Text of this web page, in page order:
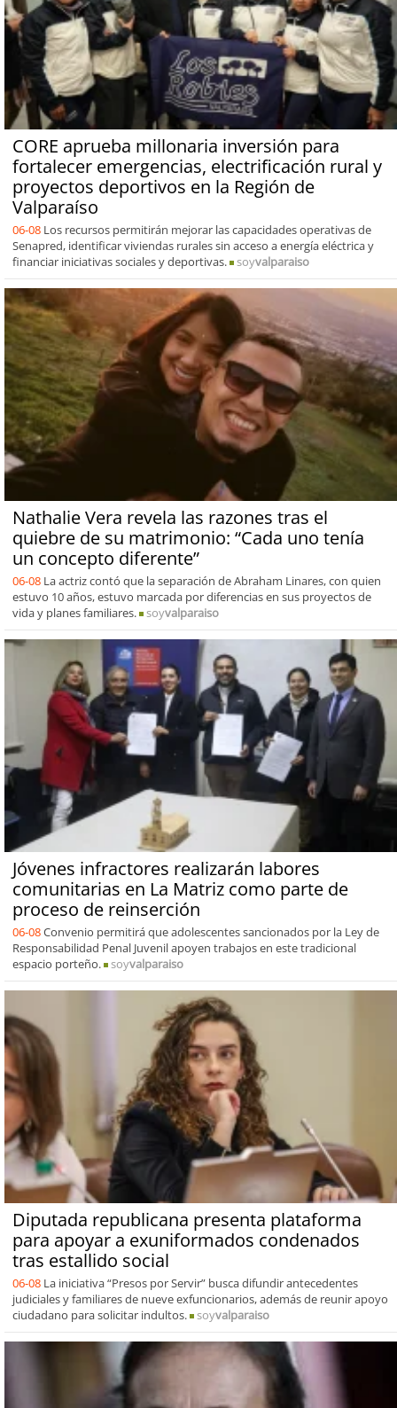
CORE aprueba millonaria inversión para
fortalecer emergencias, electrificación rural y
proyectos deportivos en la Región de
Valparaíso
06-08 Los recursos permitirán mejorar las capacidades operativas de
Senapred, identificar viviendas rurales sin acceso a energía eléctrica y
financiar iniciativas sociales y deportivas.
soyvalparaiso
Nathalie Vera revela las razones tras el
quiebre de su matrimonio: “Cada uno tenía
un concepto diferente”
06-08 La actriz contó que la separación de Abraham Linares, con quien
estuvo 10 años, estuvo marcada por diferencias en sus proyectos de
vida y planes familiares.
soyvalparaiso
Jóvenes infractores realizarán labores
comunitarias en La Matriz como parte de
proceso de reinserción
06-08Convenio permitirá que adolescentes sancionados por la Ley de
Responsabilidad Penal Juvenil apoyen trabajos en este tradicional
espacio porteño.
soyvalparaiso
Diputada republicana presenta plataforma
para apoyar a exuniformados condenados
tras estallido social
06-08 La iniciativa “Presos por Servir” busca difundir antecedentes
judiciales y familiares de nueve exfuncionarios, además de reunir apoyo
ciudadano para solicitar indultos.
soyvalparaiso